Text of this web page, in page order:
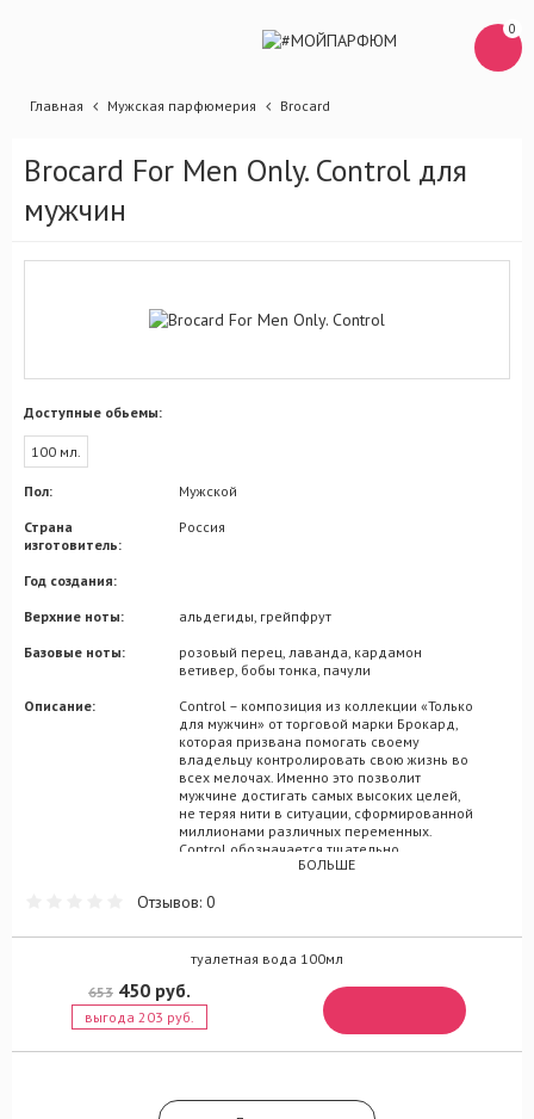
0
Главная Мужская парфюмерия Brocard
Brocard For Men Only. Control для
мужчин
Доступные обьемы:
100 мл.
Пол:
Мужской
Страна
изготовитель:
Россия
Год создания:
Верхние ноты:
альдегиды, грейпфрут
Базовые ноты:
розовый перец, лаванда, кардамон
ветивер, бобы тонка, пачули
Описание:
Control – композиция из коллекции «Только
для мужчин» от торговой марки Брокард,
которая призвана помогать своему
владельцу контролировать свою жизнь во
всех мелочах. Именно это позволит
мужчине достигать самых высоких целей,
не теряя нити в ситуации, сформированной
миллионами различных переменных.
Control обозначается тщательно
выстроенными ароматическими
акцентов, заключенных внутри округлой
свой контроль с первых же секунд,
парфюм от Брокард начнет раскрываться
эффектно подчеркивающих цитрусовую
ноту энергичного грейпфрута. Сердечная
лаванда, подкрепленная восточным
полутонами бобов тонка и пачули, с
БОЛЬШЕ
Отзывов: 0
туалетная вода 100мл
653 450 руб.
выгода 203 руб.